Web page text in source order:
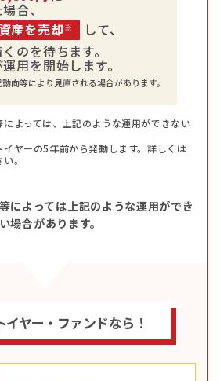
合、
産を売却 ※
して、
のを待ちます。
用を開始します。
向等により見直される場合があります。
よっては、上記のような運用ができない
ヤーの5年前から発動します。詳しくは
。
によっては上記のような運用ができ
場合があります。
イヤー・ファンドなら！